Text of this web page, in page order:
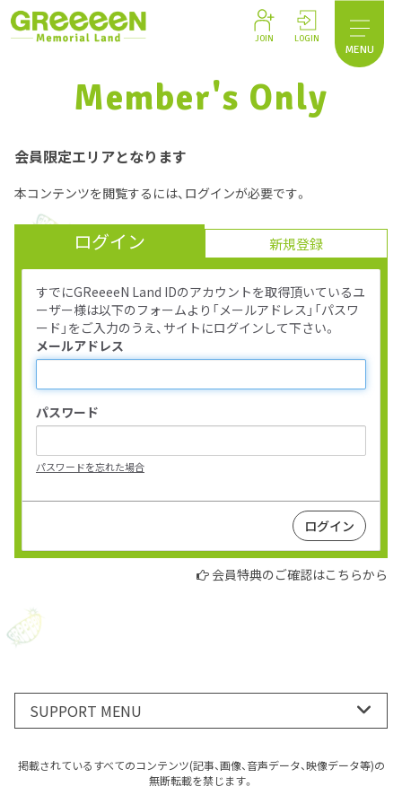
JOIN LOGIN
MENU
Member's Only
会員限定エリアとなります
本コンテンツを閲覧するには、ログインが必要です。
ログイン 新規登録
すでにGReeeeN Land IDのアカウントを取得頂いているユ
ーザー様は以下のフォームより「メールアドレス」「パスワ
ード」をご入力のうえ、サイトにログインして下さい。
メールアドレス
パスワード
パスワードを忘れた場合
会員特典のご確認はこちらから
SUPPORT MENU
掲載されているすべてのコンテンツ(記事、画像、音声データ、映像データ等)の
無断転載を禁じます。